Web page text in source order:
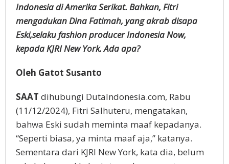
Indonesia di Amerika Serikat. Bahkan, Fitri
mengadukan Dina Fatimah, yang akrab disapa
Eski,selaku fashion producer Indonesia Now,
kepada KJRI New York. Ada apa?
Oleh Gatot Susanto
SAAT dihubungi DutaIndonesia.com, Rabu
(11/12/2024), Fitri Salhuteru, mengatakan,
bahwa Eski sudah meminta maaf kepadanya.
“Seperti biasa, ya minta maaf aja,” katanya.
Sementara dari KJRI New York, kata dia, belum